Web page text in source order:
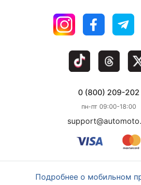
0 (800) 209-202
пн-пт 09:00-18:00
Подробнее о мобильном